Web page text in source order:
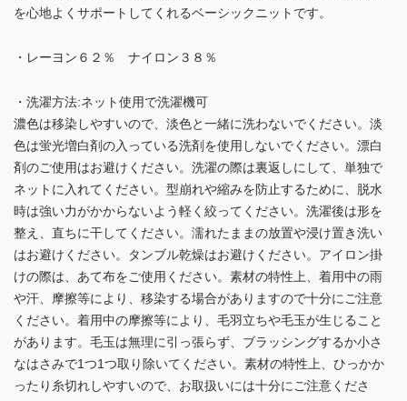
を心地よくサポートしてくれるベーシックニットです。
・レーヨン６２％ ナイロン３８％
・洗濯方法:ネット使用で洗濯機可
濃色は移染しやすいので、淡色と一緒に洗わないでください。淡
色は蛍光増白剤の入っている洗剤を使用しないでください。漂白
剤のご使用はお避けください。洗濯の際は裏返しにして、単独で
ネットに入れてください。型崩れや縮みを防止するために、脱水
時は強い力がかからないよう軽く絞ってください。洗濯後は形を
整え、直ちに干してください。濡れたままの放置や浸け置き洗い
はお避けください。タンブル乾燥はお避けください。アイロン掛
けの際は、あて布をご使用ください。素材の特性上、着用中の雨
や汗、摩擦等により、移染する場合がありますので十分にご注意
ください。着用中の摩擦等により、毛羽立ちや毛玉が生じること
があります。毛玉は無理に引っ張らず、ブラッシングするか小さ
なはさみで1つ1つ取り除いてください。素材の特性上、ひっかか
ったり糸切れしやすいので、お取扱いには十分にご注意くださ